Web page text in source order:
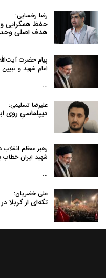
رضا رخسایی:
حفظ همگرایی
هدف اصلی وحدت
پیام حضرت
امام شهید و
…
علیرضا تسلیمی:
دیپلماسیِ روی
رهبر معظم
شهید ایران خطاب
…
علی خضریان:
تکه‌ای از کربلا